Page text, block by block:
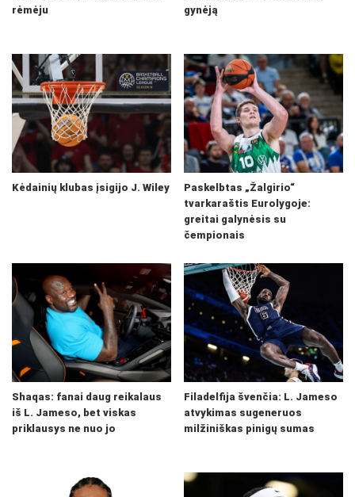
rėmėju
gynėją
Kėdainių klubas įsigijo J. Wiley
Paskelbtas „Žalgirio“
tvarkaraštis Eurolygoje:
greitai galynėsis su
čempionais
Shaqas: fanai daug reikalaus
iš L. Jameso, bet viskas
priklausys ne nuo jo
Filadelfija švenčia: L. Jameso
atvykimas sugeneruos
milžiniškas pinigų sumas